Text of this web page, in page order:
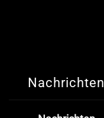
Nachrichten